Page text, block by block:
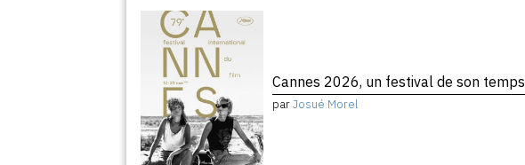
Cannes 2026, un festival de son temps
parJosué Morel